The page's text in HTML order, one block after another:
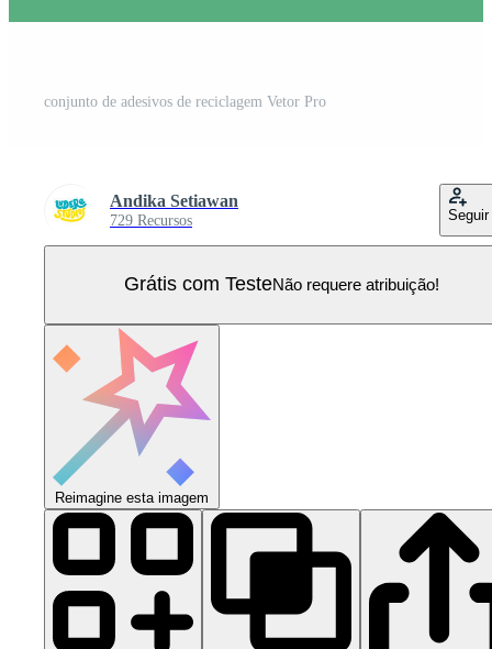
conjunto de adesivos de reciclagem Vetor Pro
Andika Setiawan
729 Recursos Seguir
Grátis com TesteNão requere atribuição!
Reimagine esta imagem